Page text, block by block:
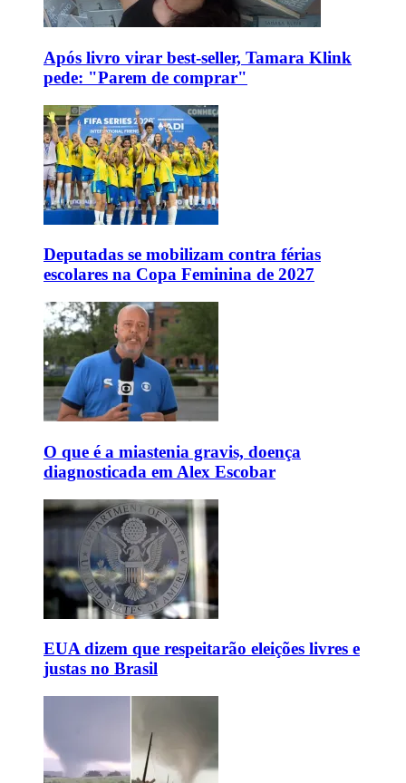
Após livro virar best-seller, Tamara Klink
pede: "Parem de comprar"
Deputadas se mobilizam contra férias
escolares na Copa Feminina de 2027
O que é a miastenia gravis, doença
diagnosticada em Alex Escobar
EUA dizem que respeitarão eleições livres e
justas no Brasil